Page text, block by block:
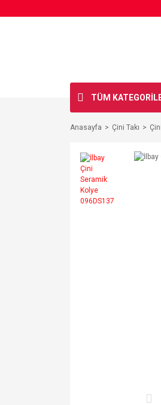
TÜM
Anasayfa Çini Takı